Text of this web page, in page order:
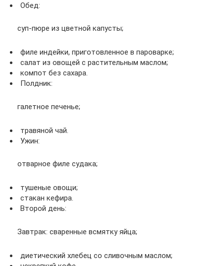
Обед:
суп-пюре из цветной капусты;
филе индейки, приготовленное в пароварке;
салат из овощей с растительным маслом;
компот без сахара.
Полдник:
галетное печенье;
травяной чай.
Ужин:
отварное филе судака;
тушеные овощи;
стакан кефира.
Второй день:
Завтрак: сваренные всмятку яйца;
диетический хлебец со сливочным маслом;